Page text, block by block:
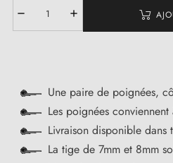
Une paire de poignées,
Les poignées
Livraison disponible dans
La tige de 7mm et 8mm